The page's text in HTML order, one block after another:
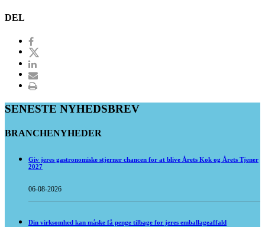
DEL
SENESTE NYHEDSBREV
BRANCHENYHEDER
Giv jeres gastronomiske stjerner chancen for at blive Årets Kok og Årets Tjener
2027
06-08-2026
Din virksomhed kan måske få penge tilbage for jeres emballageaffald